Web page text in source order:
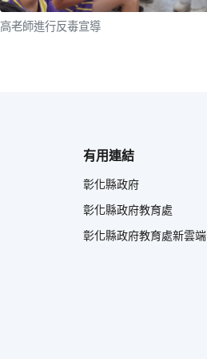
高老師進行反毒宣導
有用連結
彰化縣政府
彰化縣政府教育處
彰化縣政府教育處新雲端